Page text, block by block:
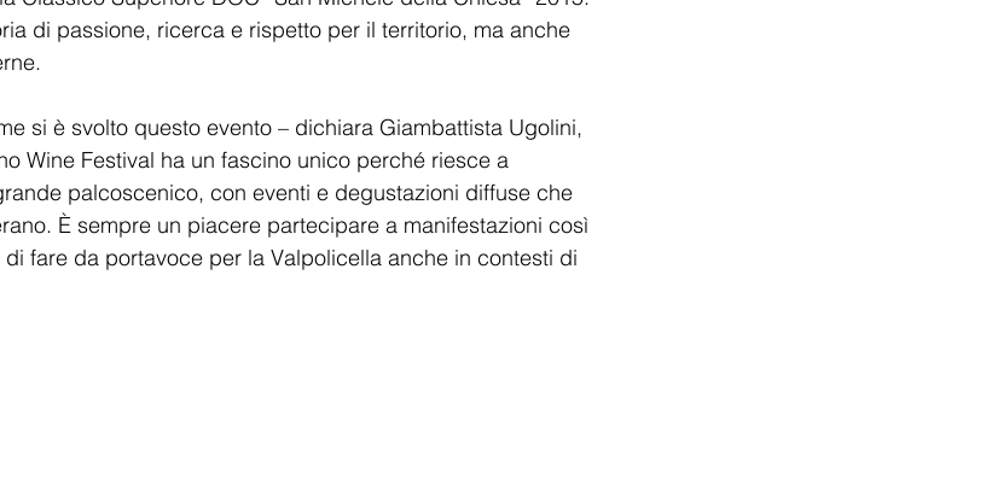
di passione, ricerca e rispetto per il territorio, ma anche
si è svolto questo evento – dichiara Giambattista Ugolini,
Wine Festival ha un fascino unico perché riesce a
palcoscenico, con eventi e degustazioni diffuse che
È sempre un piacere partecipare a manifestazioni così
di fare da portavoce per la Valpolicella anche in contesti di